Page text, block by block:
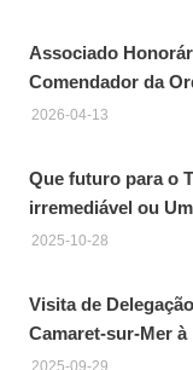
Associado
Comendador da
2026-04-13
Que futuro para o
irremediável ou
2025-10-28
Visita de
Camaret-sur-Mer à